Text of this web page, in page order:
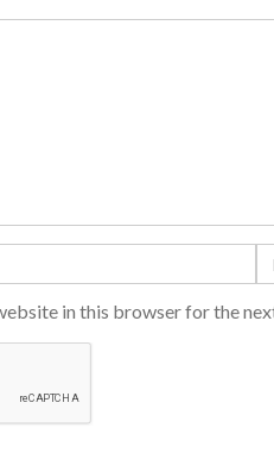
in this browser for the